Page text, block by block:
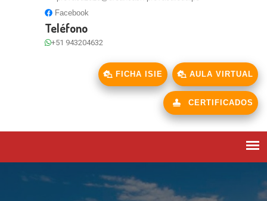
Facebook
Teléfono
+51 943204632
FICHA ISIE AULA VIRTUAL
CERTIFICADOS